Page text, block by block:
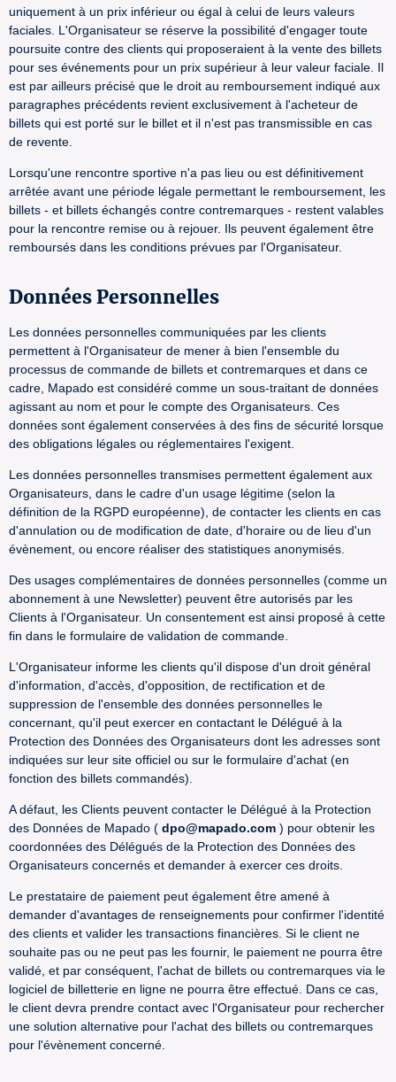
uniquement à un prix inférieur ou égal à celui de leurs valeurs
faciales. L'Organisateur se réserve la possibilité d'engager toute
poursuite contre des clients qui proposeraient à la vente des billets
pour ses événements pour un prix supérieur à leur valeur faciale. Il
est par ailleurs précisé que le droit au remboursement indiqué aux
paragraphes précédents revient exclusivement à l'acheteur de
billets qui est porté sur le billet et il n'est pas transmissible en cas
de revente.
Lorsqu'une rencontre sportive n'a pas lieu ou est définitivement
arrêtée avant une période légale permettant le remboursement, les
billets - et billets échangés contre contremarques - restent valables
pour la rencontre remise ou à rejouer. Ils peuvent également être
remboursés dans les conditions prévues par l'Organisateur.
Données Personnelles
Les données personnelles communiquées par les clients
permettent à l'Organisateur de mener à bien l'ensemble du
processus de commande de billets et contremarques et dans ce
cadre, Mapado est considéré comme un sous-traitant de données
agissant au nom et pour le compte des Organisateurs. Ces
données sont également conservées à des fins de sécurité lorsque
des obligations légales ou réglementaires l'exigent.
Les données personnelles transmises permettent également aux
Organisateurs, dans le cadre d'un usage légitime (selon la
définition de la RGPD européenne), de contacter les clients en cas
d'annulation ou de modification de date, d'horaire ou de lieu d'un
évènement, ou encore réaliser des statistiques anonymisés.
Des usages complémentaires de données personnelles (comme un
abonnement à une Newsletter) peuvent être autorisés par les
Clients à l'Organisateur. Un consentement est ainsi proposé à cette
fin dans le formulaire de validation de commande.
L'Organisateur informe les clients qu'il dispose d'un droit général
d'information, d'accès, d'opposition, de rectification et de
suppression de l'ensemble des données personnelles le
concernant, qu'il peut exercer en contactant le Délégué à la
Protection des Données des Organisateurs dont les adresses sont
indiquées sur leur site officiel ou sur le formulaire d'achat (en
fonction des billets commandés).
A défaut, les Clients peuvent contacter le Délégué à la Protection
des Données de Mapado ( dpo@mapado.com ) pour obtenir les
coordonnées des Délégués de la Protection des Données des
Organisateurs concernés et demander à exercer ces droits.
Le prestataire de paiement peut également être amené à
demander d'avantages de renseignements pour confirmer l'identité
des clients et valider les transactions financières. Si le client ne
souhaite pas ou ne peut pas les fournir, le paiement ne pourra être
validé, et par conséquent, l'achat de billets ou contremarques via le
logiciel de billetterie en ligne ne pourra être effectué. Dans ce cas,
le client devra prendre contact avec l'Organisateur pour rechercher
une solution alternative pour l'achat des billets ou contremarques
pour l'évènement concerné.